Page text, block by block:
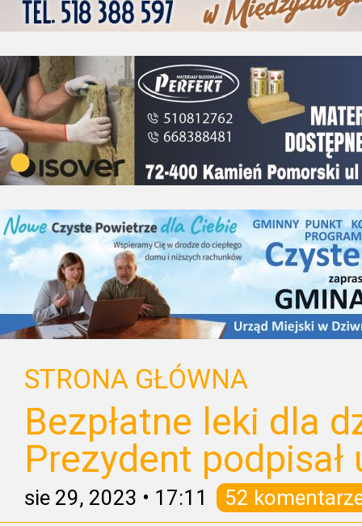
STRONA GŁÓWNA
Bezpłatne leki dla
Prezydent podpisał
sie 29, 2023 • 17:11 52